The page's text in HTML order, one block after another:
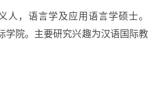
人，语言学及应用语言学硕士。
学院。主要研究兴趣为汉语国际教